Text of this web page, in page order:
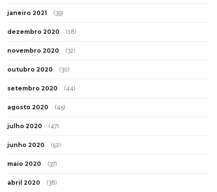
janeiro 2021 (39)
dezembro 2020 (18)
novembro 2020 (32)
outubro 2020 (30)
setembro 2020 (44)
agosto 2020 (45)
julho 2020 (47)
junho 2020 (52)
maio 2020 (37)
abril 2020 (38)